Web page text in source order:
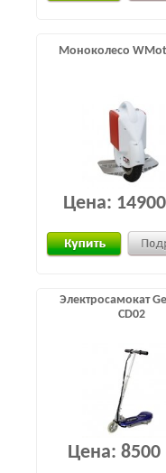
Моноколесо
Цена:
Электросамокат
CD02
Цена: 8500